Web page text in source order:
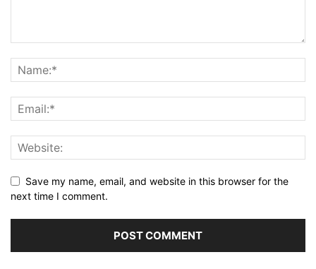
Save my name, email, and website in this browser for the
next time I comment.